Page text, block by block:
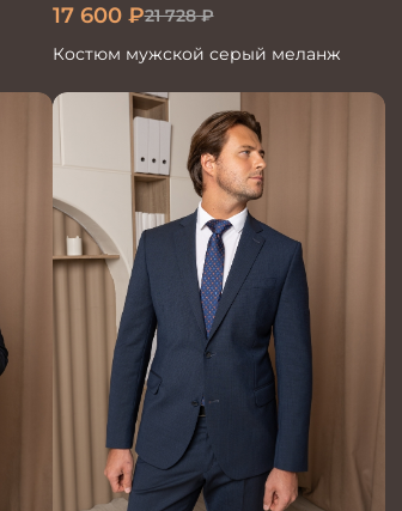
17 600₽21 728₽
Костюм мужской серый меланж